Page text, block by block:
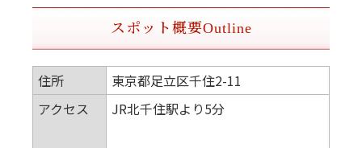
スポット概要Outline
住所
東京都足立区千住2-11
アクセス
JR北千住駅より5分